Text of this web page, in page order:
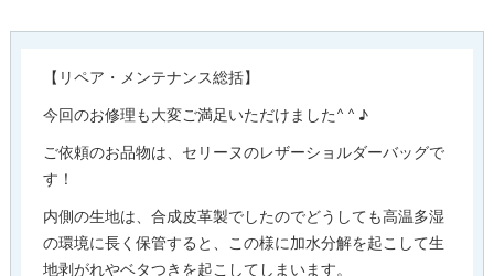
【リペア・メンテナンス総括】
今回のお修理も大変ご満足いただけました^ ^ ♪
ご依頼のお品物は、セリーヌのレザーショルダーバッグで
す！
内側の生地は、合成皮革製でしたのでどうしても高温多湿
の環境に長く保管すると、この様に加水分解を起こして生
地剥がれやベタつきを起こしてしまいます。